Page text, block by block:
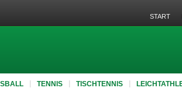
TENNIS TISCHTENNIS
START